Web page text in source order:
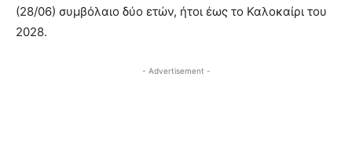
(28/06) συμβόλαιο δύο ετών, ήτοι έως το Καλοκαίρι του
2028.
- Advertisement -